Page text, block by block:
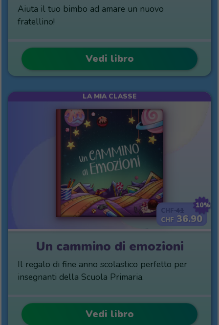
Aiuta il tuo bimbo ad amare un nuovo
fratellino!
Vedi libro
10%
CHF 36.90
LA MIA CLASSE
Un cammino di emozioni
Il regalo di fine anno scolastico perfetto per
insegnanti della Scuola Primaria.
Vedi libro